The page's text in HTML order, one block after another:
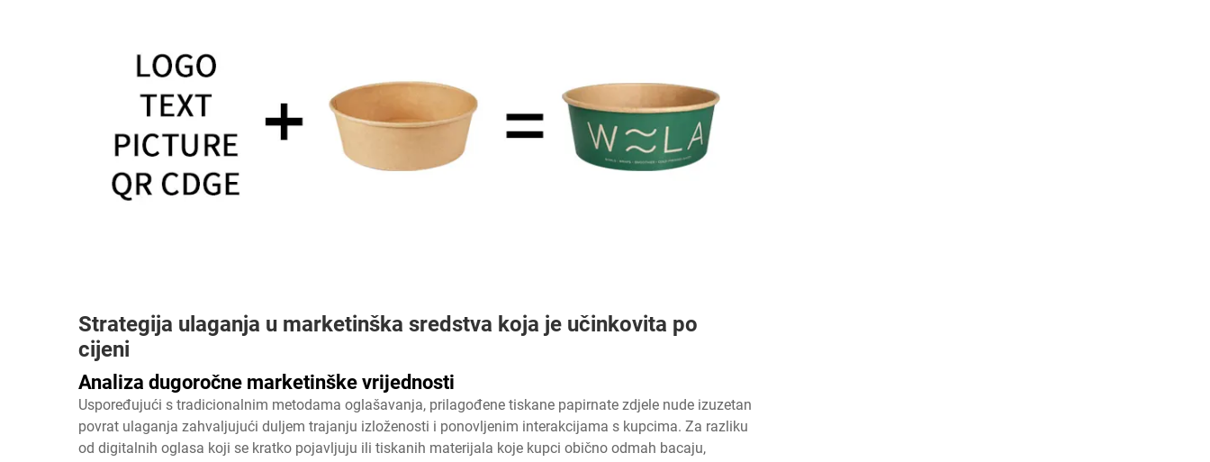
Strategija ulaganja u marketinška sredstva koja je učinkovita po
cijeni
Analiza dugoročne marketinške vrijednosti
Uspoređujući s tradicionalnim metodama oglašavanja, prilagođene tiskane papirnate zdjele nude izuzetan
povrat ulaganja zahvaljujući duljem trajanju izloženosti i ponovljenim interakcijama s kupcima. Za razliku
od digitalnih oglasa koji se kratko pojavljuju ili tiskanih materijala koje kupci obično odmah bacaju,